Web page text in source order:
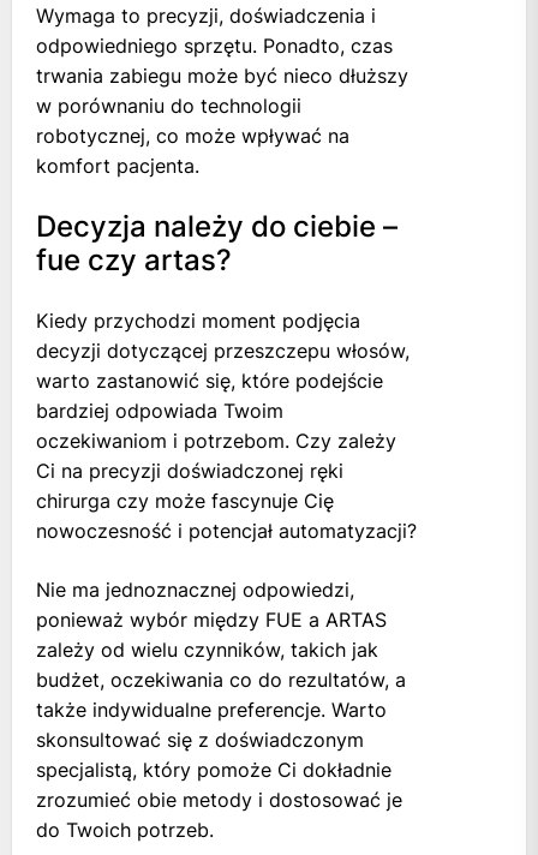
Wymaga to precyzji, doświadczenia i
odpowiedniego sprzętu. Ponadto, czas
trwania zabiegu może być nieco dłuższy
w porównaniu do technologii
robotycznej, co może wpływać na
komfort pacjenta.
Decyzja należy do ciebie –
fue czy artas?
Kiedy przychodzi moment podjęcia
decyzji dotyczącej przeszczepu włosów,
warto zastanowić się, które podejście
bardziej odpowiada Twoim
oczekiwaniom i potrzebom. Czy zależy
Ci na precyzji doświadczonej ręki
chirurga czy może fascynuje Cię
nowoczesność i potencjał automatyzacji?
Nie ma jednoznacznej odpowiedzi,
ponieważ wybór między FUE a ARTAS
zależy od wielu czynników, takich jak
budżet, oczekiwania co do rezultatów, a
także indywidualne preferencje. Warto
skonsultować się z doświadczonym
specjalistą, który pomoże Ci dokładnie
zrozumieć obie metody i dostosować je
do Twoich potrzeb.